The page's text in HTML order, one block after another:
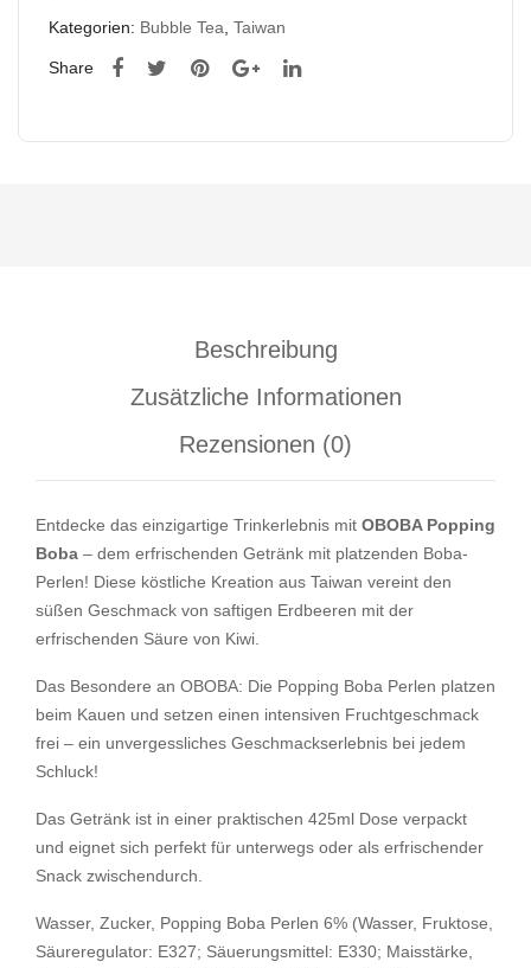
Kategorien: Bubble Tea Taiwan
Share
Beschreibung
Zusätzliche Informationen
Rezensionen (0)
Entdecke das einzigartige Trinkerlebnis mit OBOBA Popping
Boba – dem erfrischenden Getränk mit platzenden Boba-
Perlen! Diese köstliche Kreation aus Taiwan vereint den
süßen Geschmack von saftigen Erdbeeren mit der
erfrischenden Säure von Kiwi.
Das Besondere an OBOBA: Die Popping Boba Perlen platzen
beim Kauen und setzen einen intensiven Fruchtgeschmack
frei – ein unvergessliches Geschmackserlebnis bei jedem
Schluck!
Das Getränk ist in einer praktischen 425ml Dose verpackt
und eignet sich perfekt für unterwegs oder als erfrischender
Snack zwischendurch.
Wasser, Zucker, Popping Boba Perlen 6% (Wasser, Fruktose,
Säureregulator: E327; Säuerungsmittel: E330; Maisstärke,